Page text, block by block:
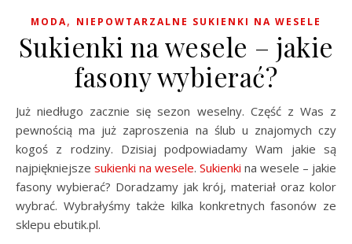
MODA, NIEPOWTARZALNE SUKIENKI NA WESELE
Sukienki na wesele – jakie
fasony wybierać?
Już niedługo zacznie się sezon weselny. Część z Was z
pewnością ma już zaproszenia na ślub u znajomych czy
kogoś z rodziny. Dzisiaj podpowiadamy Wam jakie są
najpiękniejsze sukienki na wesele. Sukienki na wesele – jakie
fasony wybierać? Doradzamy jak krój, materiał oraz kolor
wybrać. Wybrałyśmy także kilka konkretnych fasonów ze
sklepu ebutik.pl.